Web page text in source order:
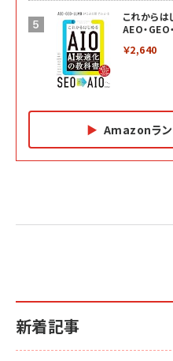
これから
AEO・
￥2,640
Amazonラン
2億円を売り
小さな会社は
anan(アンア
anan(アンア
ベインキャピ
ルな本質」
新着記事